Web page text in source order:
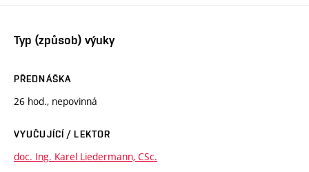
Typ (způsob) výuky
PŘEDNÁŠKA
26 hod., nepovinná
VYUČUJÍCÍ / LEKTOR
doc. Ing. Karel Liedermann, CSc.